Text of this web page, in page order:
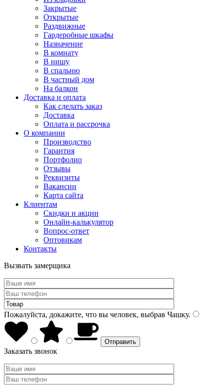
Закрытые
Открытые
Раздвижные
Гардеробные шкафы
Назначение
В комнату
В нишу
В спальню
В частный дом
На балкон
Доставка и оплата
Как сделать заказ
Доставка
Оплата и рассрочка
О компании
Производство
Гарантия
Портфолио
Отзывы
Реквизиты
Вакансии
Карта сайта
Клиентам
Скидки и акции
Онлайн-калькулятор
Вопрос-ответ
Оптовикам
Контакты
Вызвать замерщика
Пожалуйста, докажите, что вы человек, выбрав Чашку.
Заказать звонок